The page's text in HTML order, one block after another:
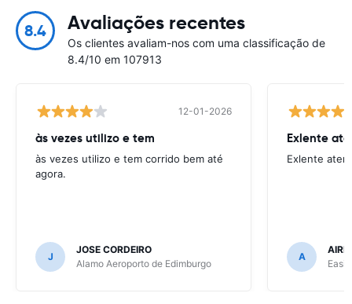
8.4 Avaliações recentes
Os clientes avaliam-nos com uma classificação de
8.4/10 em 107913
12-01-2026
às vezes utilizo e tem
às vezes utilizo e tem corrido bem até
agora.
J
JOSE CORDEIRO
Alamo Aeroporto de Edimburgo
Exlente
Exlente
A